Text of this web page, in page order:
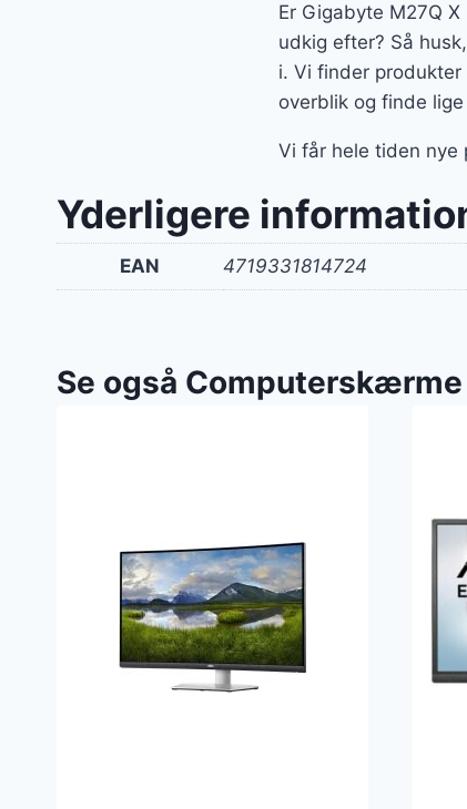
Er Gigabyte M27Q
udkig efter? Så
i. Vi finder
overblik og finde
Vi får hele tiden nye
Yderligere
EAN 4719331814724
Se også